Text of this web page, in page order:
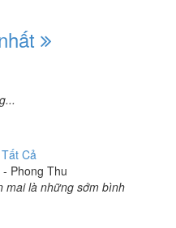
Cả
Phong Thu
mai là những sớm bình